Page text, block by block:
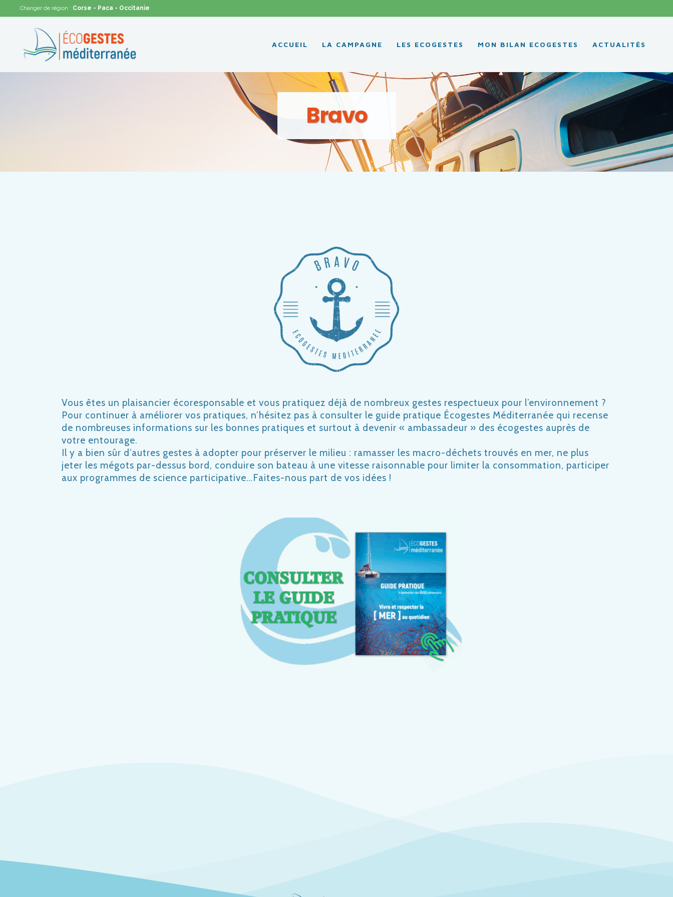
Changer de région : Corse - Paca - Occitanie
ACCUEIL LA CAMPAGNE LES ECOGESTES MON BILAN ECOGESTES ACTUALITÉS
Bravo
Vous êtes un plaisancier écoresponsable et vous pratiquez déjà de nombreux gestes respectueux pour l’environnement ?
Pour continuer à améliorer vos pratiques, n’hésitez pas à consulter le guide pratique Écogestes Méditerranée qui recense
de nombreuses informations sur les bonnes pratiques et surtout à devenir « ambassadeur » des écogestes auprès de
votre entourage.
Il y a bien sûr d’autres gestes à adopter pour préserver le milieu : ramasser les macro-déchets trouvés en mer, ne plus
jeter les mégots par-dessus bord, conduire son bateau à une vitesse raisonnable pour limiter la consommation, participer
aux programmes de science participative…Faites-nous part de vos idées !